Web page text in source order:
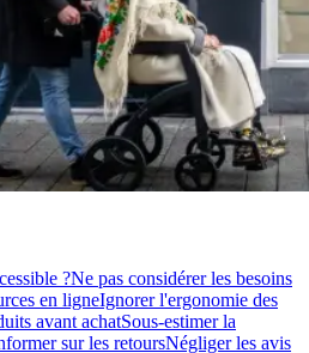
?Ne pas considérer les besoins
en ligneIgnorer l'ergonomie des
avant achatSous-estimer la
sur les retoursNégliger les avis